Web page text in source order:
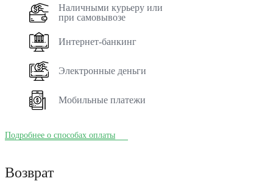
Наличными курьеру или
при самовывозе
Интернет-банкинг
Электронные деньги
Мобильные платежи
Подробнее о способах оплаты
Возврат